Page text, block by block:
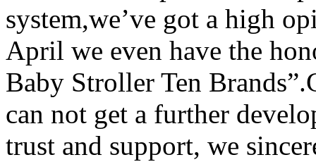
system,we’ve got a high
April we even have the
Baby Stroller Ten
can not get a further
trust and support, we